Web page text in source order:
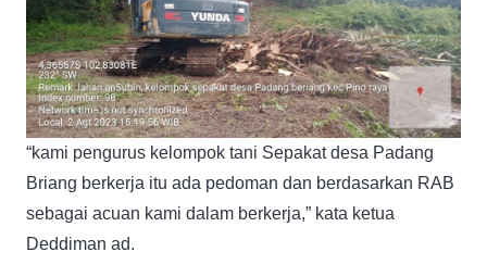
“kami pengurus kelompok tani Sepakat desa Padang
Briang berkerja itu ada pedoman dan berdasarkan RAB
sebagai acuan kami dalam berkerja,” kata ketua
Deddiman ad.